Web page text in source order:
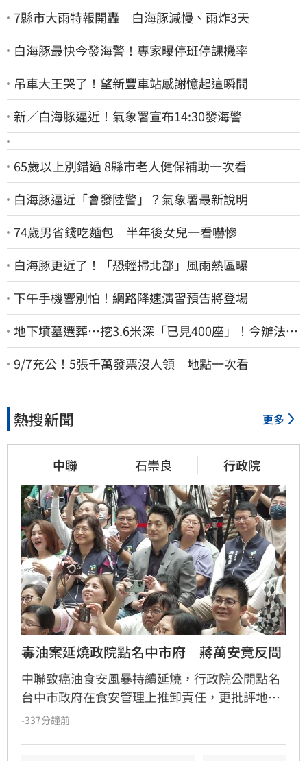
7縣市大雨特報開轟 白海豚減慢、雨炸3天
白海豚最快今發海警！專家曝停班停課機率
吊車大王哭了！望新豐車站感謝憶起這瞬間
新／白海豚逼近！氣象署宣布14:30發海警
65歲以上別錯過 8縣市老人健保補助一次看
白海豚逼近「會發陸警」？氣象署最新說明
74歲男省錢吃麵包 半年後女兒一看嚇慘
白海豚更近了！「恐輕掃北部」風雨熱區曝
下午手機響別怕！網路降速演習預告將登場
地下墳墓遷葬…挖3.6米深「已見400座」！今辦法會
安撫祖先
9/7充公！5張千萬發票沒人領 地點一次看
熱搜新聞 更多
中聯 石崇良 行政院
毒油案延燒政院點名中市府　蔣萬安竟反問
中聯致癌油食安風暴持續延燒，行政院公開點名
台中市政府在食安管理上推卸責任，更批評地方
首長無視法規、執迷於政治攻防，引發輿論關
-337分鐘前